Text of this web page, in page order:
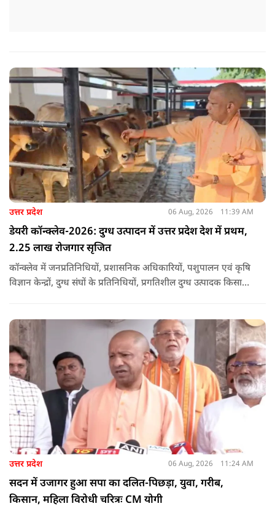
उत्तर प्रदेश 06 Aug, 2026 11:39 AM
डेयरी कॉन्क्लेव-2026: दुग्ध उत्पादन में उत्तर प्रदेश देश में प्रथम,
2.25 लाख रोजगार सृजित
कॉन्क्लेव में जनप्रतिनिधियों, प्रशासनिक अधिकारियों, पशुपालन एवं कृषि
विज्ञान केन्द्रों, दुग्ध संघों के प्रतिनिधियों, प्रगतिशील दुग्ध उत्पादक किसानों,
उत्तर प्रदेश 06 Aug, 2026 11:24 AM
सदन में उजागर हुआ सपा का दलित-पिछड़ा, युवा, गरीब,
किसान, महिला विरोधी चरित्रः CM योगी